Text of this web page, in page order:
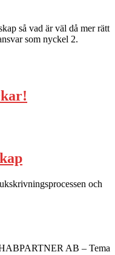
så vad är väl då mer rätt
som nyckel 2.
och
AB – Tema